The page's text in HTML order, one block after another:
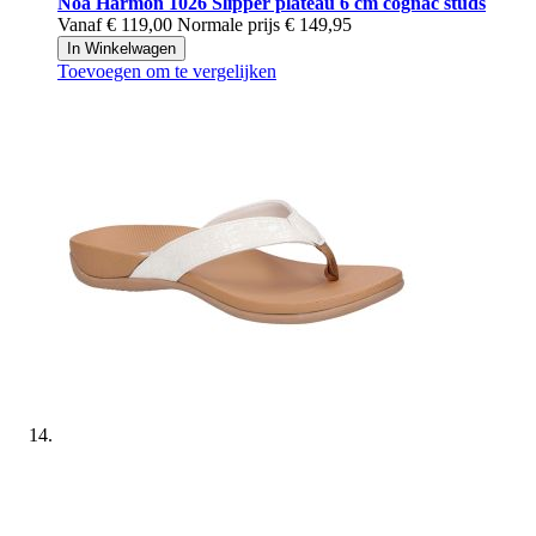
Vanaf € 119,00 Normale prijs € 149,95
In Winkelwagen
Toevoegen om te vergelijken